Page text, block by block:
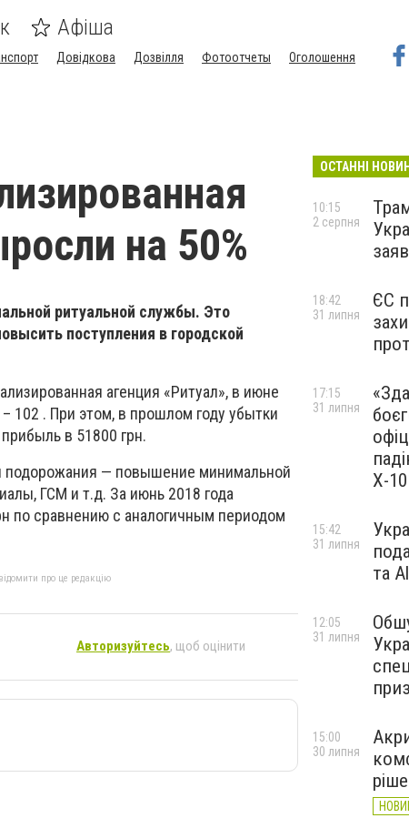
Афіша
Довідкова Дозвілля Фотоотчеты
Оголошення
на 50%
ритуальной службы. Это
поступления в городской
агенция «Ритуал», в июне
102 . При этом, в прошлом году убытки
в 51800 грн.
подорожания — повышение минимальной
ГСМ и т.д. За июнь 2018 года
по сравнению с аналогичным периодом
про це редакцію
Авторизуйтесь, щоб оцінити
ОСТАННІ
10:15
2 серпня
ЄС
18:42
31 липня
Х-
17:15
31 липня
та
15:42
31 липня
12:05
31 липня
15:00
30 липня